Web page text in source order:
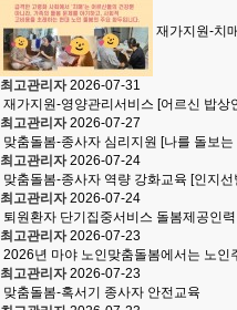
재가지원-치
최고관리자 2026-07-31
재가지원-영양관리서비스 [어르신 밥
최고관리자 2026-07-27
맞춤돌봄-종사자 심리지원 [나를 돌보
최고관리자 2026-07-24
맞춤돌봄-종사자 역량 강화교육 [인지
최고관리자 2026-07-24
퇴원환자 단기집중서비스 돌봄제공인
최고관리자 2026-07-23
2026년 마야 노인맞춤돌봄에서는 노
최고관리자 2026-07-23
맞춤돌봄-혹서기 종사자 안전교육